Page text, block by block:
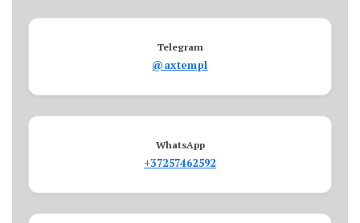
Telegram
@axtempl
WhatsApp
+37257462592